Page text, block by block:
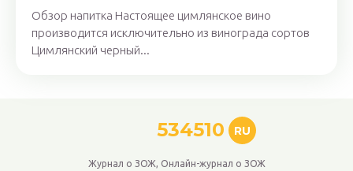
Обзор напитка Настоящее цимлянское вино
производится исключительно из винограда сортов
Цимлянский черный...
534510 RU
Журнал о ЗОЖ, Онлайн-журнал о ЗОЖ